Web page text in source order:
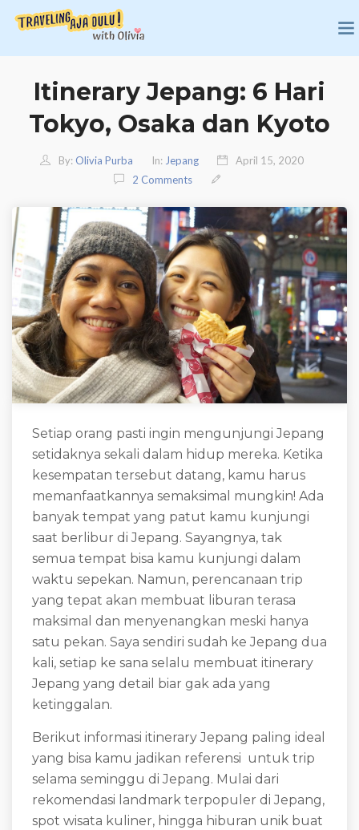
Itinerary Jepang: 6 Hari
Tokyo, Osaka dan Kyoto
By: Olivia Purba In: Jepang
April 15, 2020
2 Comments
Setiap orang pasti ingin mengunjungi Jepang
setidaknya sekali dalam hidup mereka. Ketika
kesempatan tersebut datang, kamu harus
memanfaatkannya semaksimal mungkin! Ada
banyak tempat yang patut kamu kunjungi
saat berlibur di Jepang. Sayangnya, tak
semua tempat bisa kamu kunjungi dalam
waktu sepekan. Namun, perencanaan trip
yang tepat akan membuat liburan terasa
maksimal dan menyenangkan meski hanya
satu pekan. Saya sendiri sudah ke Jepang dua
kali, setiap ke sana selalu membuat itinerary
Jepang yang detail biar gak ada yang
ketinggalan.
Berikut informasi itinerary Jepang paling ideal
yang bisa kamu jadikan referensi untuk trip
selama seminggu di Jepang. Mulai dari
rekomendasi landmark terpopuler di Jepang,
spot wisata kuliner, hingga hiburan unik buat